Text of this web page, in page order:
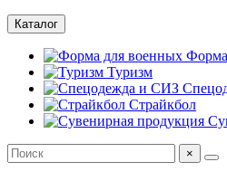
Каталог
Туризм
Страйкбол
×